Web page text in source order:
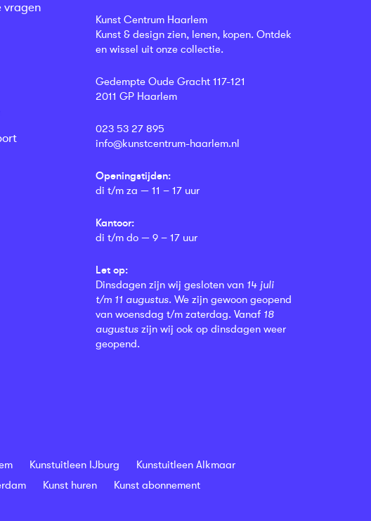
vragen
Kunst Centrum Haarlem
Kunst & design zien, lenen, kopen. Ontdek
en wissel uit onze collectie.
Gedempte Oude Gracht 117-121
2011 GP Haarlem
023 53 27 895
info@kunstcentrum-haarlem.nl
Openingstijden:
di t/m za — 11 – 17 uur
Kantoor:
di t/m do — 9 – 17 uur
Let op:
Dinsdagen zijn wij gesloten van 14 juli
t/m 11 augustus. We zijn gewoon geopend
van woensdag t/m zaterdag. Vanaf 18
augustus zijn wij ook op dinsdagen weer
geopend.
Kunstuitleen IJburg
Kunstuitleen Alkmaar
Kunst huren Kunst abonnement